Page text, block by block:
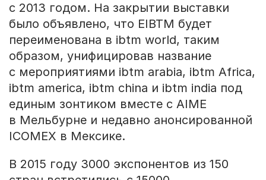
с 2013 годом. На закрытии выставки
было объявлено, что EIBTM будет
переименована в ibtm world, таким
образом, унифицировав название
с мероприятиями ibtm arabia, ibtm Africa,
ibtm america, ibtm china и ibtm india под
единым зонтиком вместе с AIME
в Мельбурне и недавно анонсированной
ICOMEX в Мексике.
В 2015 году 3000 экспонентов из 150